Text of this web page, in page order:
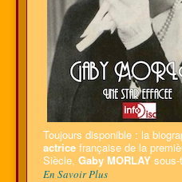
Toujours disponible : la
actrice française de la
Siècle, Gaby MORLAY
En Savoir Plus